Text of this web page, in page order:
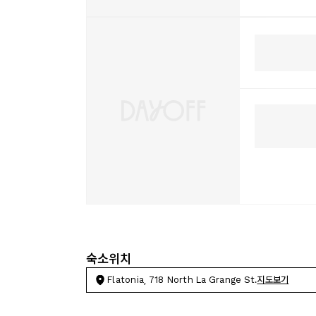
숙소위치
Flatonia, 718 North La Grange St.지도보기